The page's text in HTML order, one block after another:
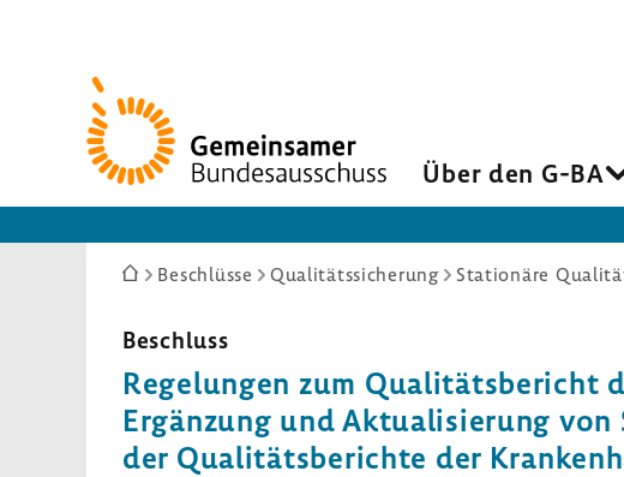
Zur
Startseite
Über den G-BA
Sie
hier:
Beschlüsse Qualitätssicherung Stationäre
Beschluss
Regelungen zum Qualitätsbericht
Ergänzung und Aktualisierung
der Qualitätsberichte der